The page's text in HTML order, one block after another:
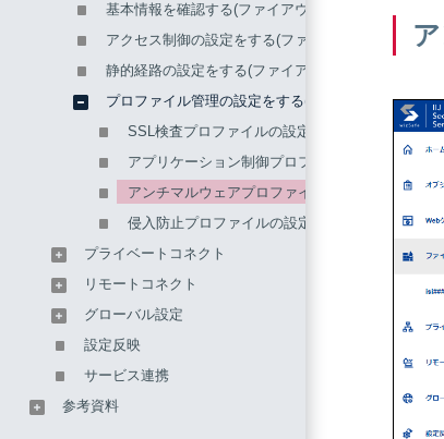
基本情報を確認する(ファイアウォール：タイプ2)
アクセス制御の設定をする(ファイアウォール：タイ
静的経路の設定をする(ファイアウォール：タイプ2)
プロファイル管理の設定をする(ファイアウォール：
SSL検査プロファイルの設定をする(ファイアウ
アプリケーション制御プロファイルの設定をす
アンチマルウェアプロファイルの設定をする(フ
侵入防止プロファイルの設定をする(ファイアウォ
プライベートコネクト
リモートコネクト
グローバル設定
設定反映
サービス連携
参考資料